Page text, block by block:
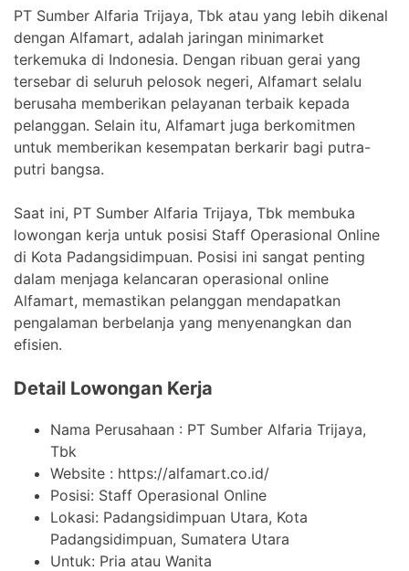
PT Sumber Alfaria Trijaya, Tbk atau yang lebih dikenal
dengan Alfamart, adalah jaringan minimarket
terkemuka di Indonesia. Dengan ribuan gerai yang
tersebar di seluruh pelosok negeri, Alfamart selalu
berusaha memberikan pelayanan terbaik kepada
pelanggan. Selain itu, Alfamart juga berkomitmen
untuk memberikan kesempatan berkarir bagi putra-
putri bangsa.
Saat ini, PT Sumber Alfaria Trijaya, Tbk membuka
lowongan kerja untuk posisi Staff Operasional Online
di Kota Padangsidimpuan. Posisi ini sangat penting
dalam menjaga kelancaran operasional online
Alfamart, memastikan pelanggan mendapatkan
pengalaman berbelanja yang menyenangkan dan
efisien.
Detail Lowongan Kerja
Nama Perusahaan : PT Sumber Alfaria Trijaya,
Tbk
Website : https://alfamart.co.id/
Posisi: Staff Operasional Online
Lokasi: Padangsidimpuan Utara, Kota
Padangsidimpuan, Sumatera Utara
Untuk: Pria atau Wanita